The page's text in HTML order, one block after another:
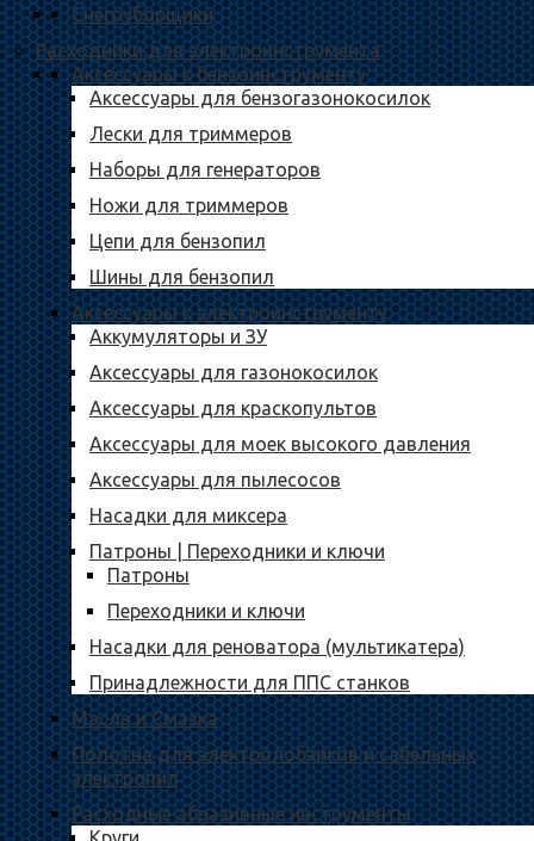
Снегоуборщики
Расходники для электроинструмента
Аксессуары к бензоинструменту
Аксессуары для бензогазонокосилок
Лески для триммеров
Наборы для генераторов
Ножи для триммеров
Цепи для бензопил
Шины для бензопил
Аксессуары к электроинструменту
Аккумуляторы и ЗУ
Аксессуары для газонокосилок
Аксессуары для краскопультов
Аксессуары для моек высокого давления
Аксессуары для пылесосов
Насадки для миксера
Патроны | Переходники и ключи
Патроны
Переходники и ключи
Насадки для реноватора (мультикатера)
Принадлежности для ППС станков
Масла и Смазка
Полотна для электролобзиков и сабельных
электропил
Расходные абразивные инcтрументы